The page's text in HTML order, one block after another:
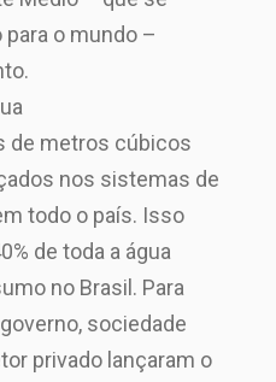
o mundo –
de metros cúbicos
nos sistemas de
todo o país. Isso
de toda a água
no Brasil. Para
sociedade
privado lançaram o